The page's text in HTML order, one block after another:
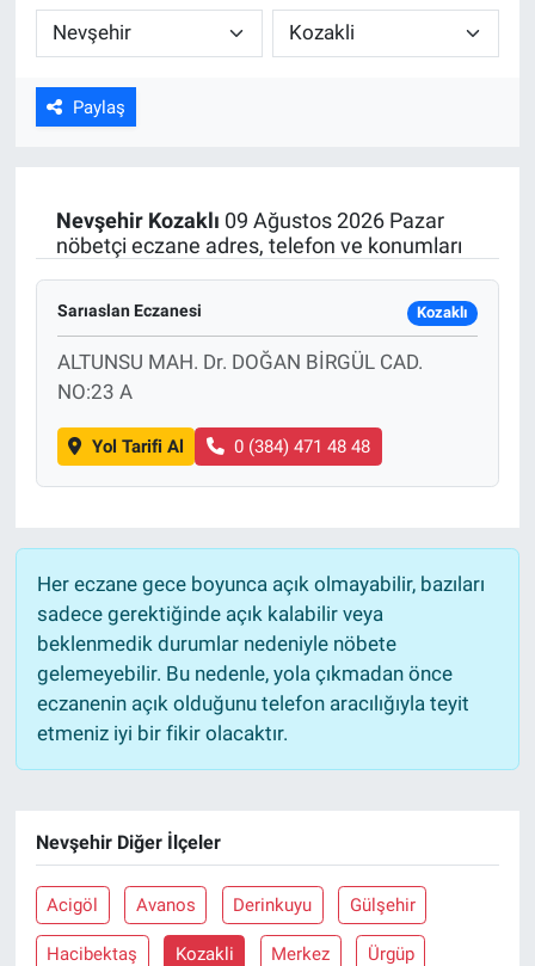
Paylaş
Nevşehir Kozaklı 09 Ağustos 2026 Pazar
nöbetçi eczane adres, telefon ve konumları
Sarıaslan Eczanesi Kozaklı
ALTUNSU MAH. Dr. DOĞAN BİRGÜL CAD.
NO:23 A
Yol Tarifi Al 0 (384) 471 48 48
Her eczane gece boyunca açık olmayabilir, bazıları
sadece gerektiğinde açık kalabilir veya
beklenmedik durumlar nedeniyle nöbete
gelemeyebilir. Bu nedenle, yola çıkmadan önce
eczanenin açık olduğunu telefon aracılığıyla teyit
etmeniz iyi bir fikir olacaktır.
Nevşehir Diğer İlçeler
Acigöl Avanos Derinkuyu Gülşehir
Hacibektaş Kozakli Merkez Ürgüp
Kültür Sanat
Bilim ve Teknoloji